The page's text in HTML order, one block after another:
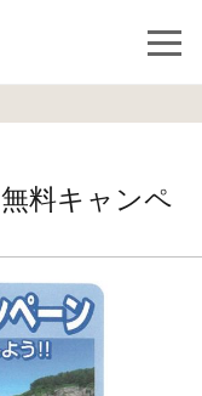
料キャンペ